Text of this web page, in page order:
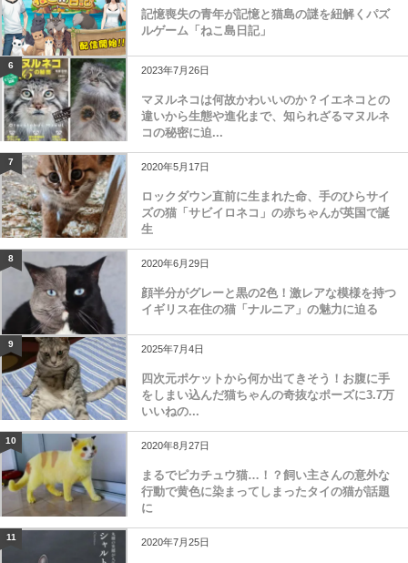
記憶喪失の青年が記憶と猫島の謎を紐解くパズ
ルゲーム「ねこ島日記」
6 2023年7月26日
マヌルネコは何故かわいいのか？イエネコとの
違いから生態や進化まで、知られざるマヌルネ
コの秘密に迫...
7 2020年5月17日
ロックダウン直前に生まれた命、手のひらサイ
ズの猫「サビイロネコ」の赤ちゃんが英国で誕
生
8 2020年6月29日
顔半分がグレーと黒の2色！激レアな模様を持つ
イギリス在住の猫「ナルニア」の魅力に迫る
9 2025年7月4日
四次元ポケットから何か出てきそう！お腹に手
をしまい込んだ猫ちゃんの奇抜なポーズに3.7万
いいねの...
10 2020年8月27日
まるでピカチュウ猫…！？飼い主さんの意外な
行動で黄色に染まってしまったタイの猫が話題
に
11 2020年7月25日